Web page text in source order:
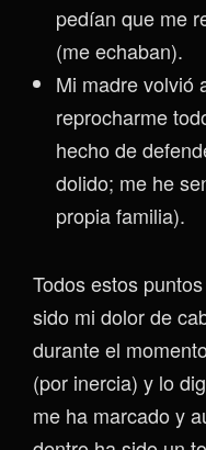
pedían que me
(me echaban).
Mi madre volvió
reprocharme
hecho de
dolido; me he
propia familia).
Todos estos
sido mi dolor de
durante el
(por inercia) y lo
me ha marcado y